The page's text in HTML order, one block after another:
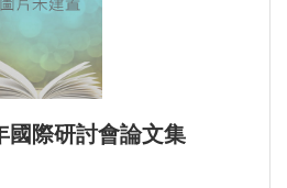
國際研討會論文集